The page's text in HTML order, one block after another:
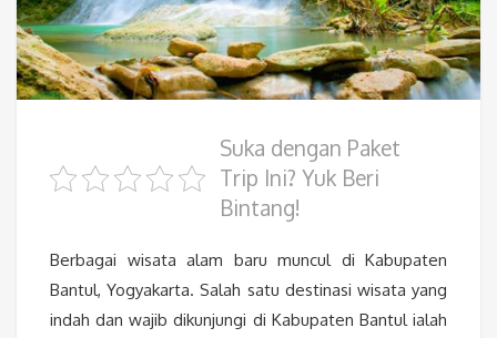
Suka dengan Paket
Trip Ini? Yuk Beri
Bintang!
Berbagai wisata alam baru muncul di Kabupaten
Bantul, Yogyakarta. Salah satu destinasi wisata yang
indah dan wajib dikunjungi di Kabupaten Bantul ialah